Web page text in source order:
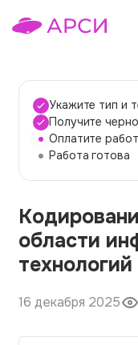
Темы работ
О сервисе
О компании
Наши гарантии
Вопросы и ответы
Контакты
Укажите тип и
Получите
Оплатите
Работа готова
области
технологий
16 декабря 2025